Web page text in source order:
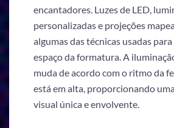
encantadores. Luzes de LED,
personalizadas e projeções
algumas das técnicas usadas
espaço da formatura. A
muda de acordo com o ritmo da
está em alta, proporcionando
visual única e envolvente.